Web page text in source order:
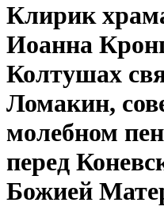
Клирик
Иоанна
Колтушах
Ломакин,
молебном
перед
Божией